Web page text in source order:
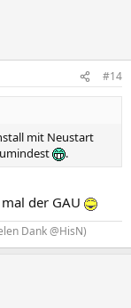
#14
mit Neustart
.
der GAU
Dank @HisN)